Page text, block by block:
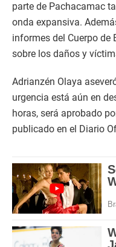
parte de Pachacamac
onda expansiva.
informes del Cuerpo de
sobre los daños y
Adrianzén Olaya
urgencia está aún en
horas, será aprobado
publicado en el Diario